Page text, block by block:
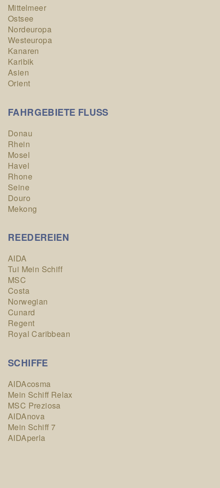
Mittelmeer
Ostsee
Nordeuropa
Westeuropa
Kanaren
Karibik
Asien
Orient
FAHRGEBIETE FLUSS
Donau
Rhein
Mosel
Havel
Rhone
Seine
Douro
Mekong
REEDEREIEN
AIDA
Tui Mein Schiff
MSC
Costa
Norwegian
Cunard
Regent
Royal Caribbean
SCHIFFE
AIDAcosma
Mein Schiff Relax
MSC Preziosa
AIDAnova
Mein Schiff 7
AIDAperla